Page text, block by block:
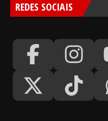
REDES SOCIAIS